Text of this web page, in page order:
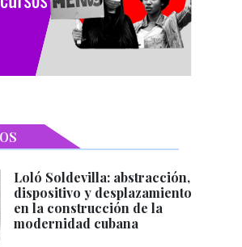
Loló Soldevilla: abstracción,
dispositivo y desplazamiento
en la construcción de la
modernidad cubana